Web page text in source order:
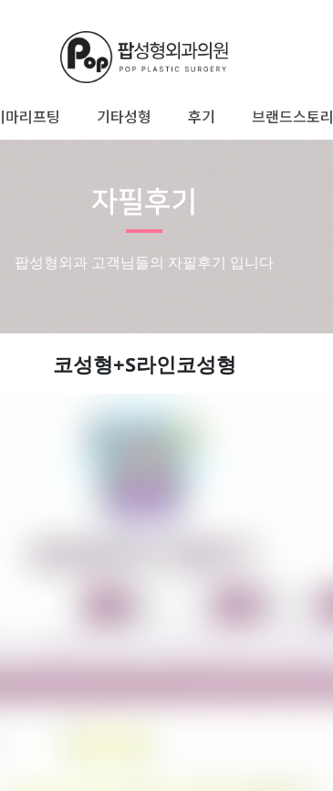
마리프팅 기타성형 후기 브랜드스토리
자필후기
팝성형외과 고객님들의 자필후기 입니다
코성형+S라인코성형